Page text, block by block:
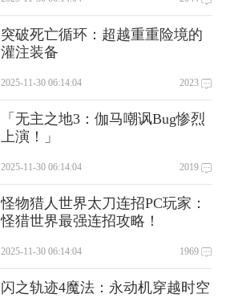
突破死亡循环：超越重重险境的
灌注装备
2025-11-30 06:14:04 2023
「无主之地3：伽马嘲讽Bug惨烈
上演！」
2025-11-30 06:14:04 2019
怪物猎人世界太刀连招PC玩家：
怪猎世界最强连招攻略！
2025-11-30 06:14:04 1969
闪之轨迹4魔法：永动机穿越时空